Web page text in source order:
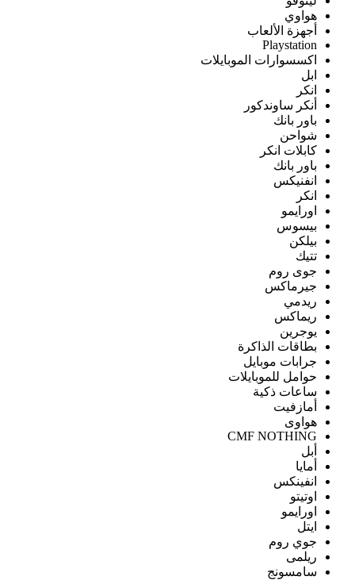
هواوي
أجهزة الألعاب
Playstation
اكسسوارات الموبايلات
ابل
انكر
أنكر ساوندكور
باور بانك
شواحن
كابلات انكر
باور بانك
انفنيكس
انكر
اورايمو
بيسوس
بيلكن
تتيك
جوى روم
جيرماكس
ريدمي
ريماكس
يوجرين
بطاقات الذاكرة
جرابات موبايل
حوامل للموبايلات
ساعات ذكية
أمازفيت
هواوى
CMF NOTHING
أبل
أمايا
انفينكس
اوتيتو
اورايمو
ايتل
جوي روم
ريلمى
سامسونج